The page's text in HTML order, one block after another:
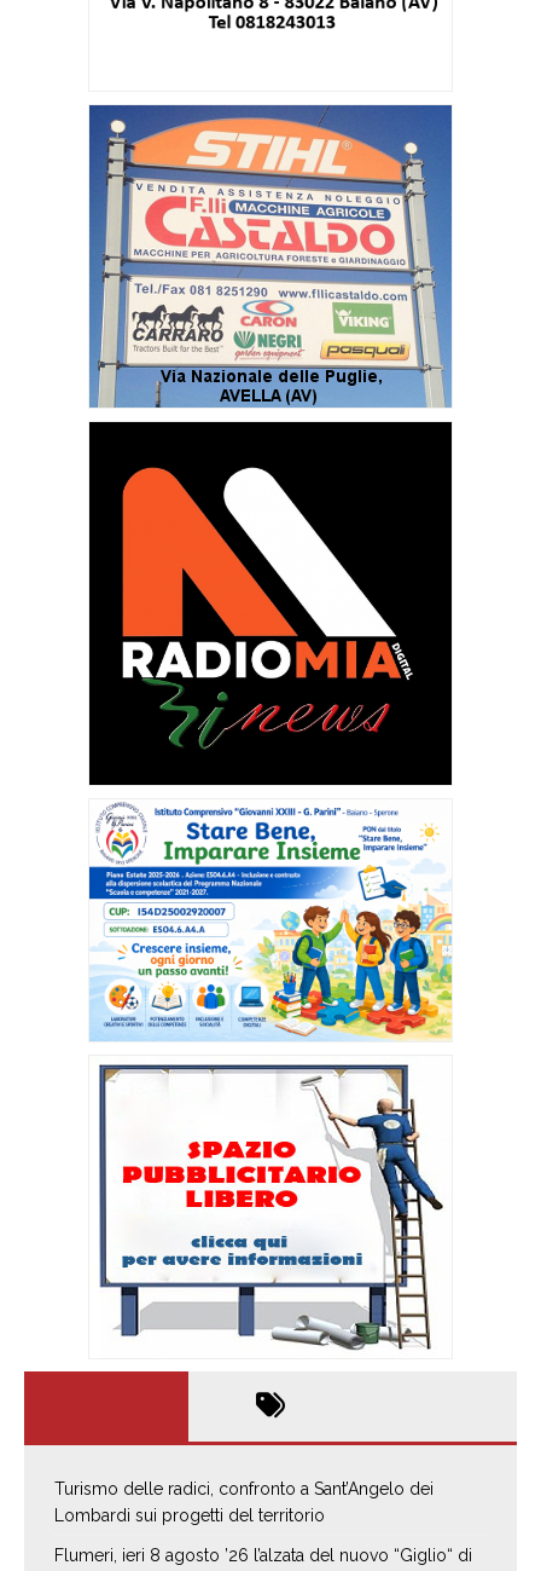
Turismo delle radici, confronto a Sant’Angelo dei
Lombardi sui progetti del territorio
Flumeri, ieri 8 agosto ’26 l’alzata del nuovo “Giglio“ di